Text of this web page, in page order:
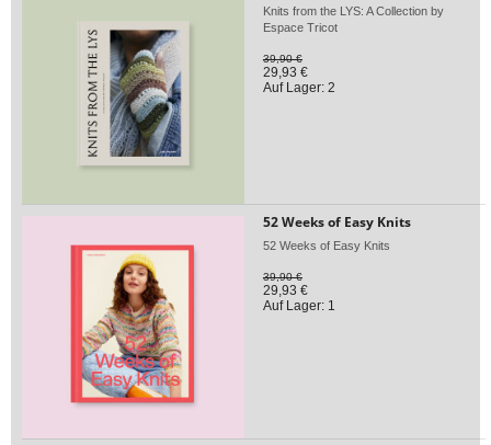
Knits from the LYS: A Collection by
Espace Tricot
39,90 €
29,93 €
Auf Lager: 2
52 Weeks of Easy Knits
52 Weeks of Easy Knits
39,90 €
29,93 €
Auf Lager: 1